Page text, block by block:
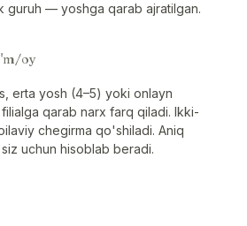
guruh — yoshga qarab ajratilgan.
oy
erta yosh (4–5) yoki onlayn
qarab narx farq qiladi. Ikki-
chegirma qo'shiladi. Aniq
uchun hisoblab beradi.